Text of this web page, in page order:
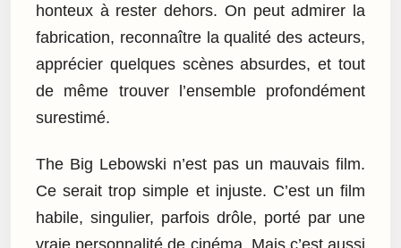
honteux à rester dehors. On peut admirer la
fabrication, reconnaître la qualité des acteurs,
apprécier quelques scènes absurdes, et tout
de même trouver l’ensemble profondément
surestimé.
The Big Lebowski n’est pas un mauvais film.
Ce serait trop simple et injuste. C’est un film
habile, singulier, parfois drôle, porté par une